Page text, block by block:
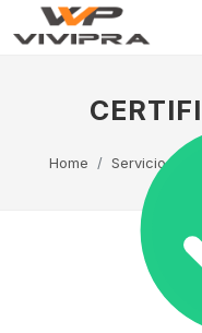
Home Servicio